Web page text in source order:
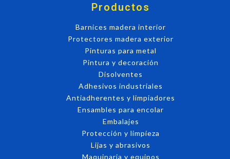
Productos
Barnices madera interior
Protectores madera exterior
Pinturas para metal
Pintura y decoración
Disolventes
Adhesivos industriales
Antiadherentes y limpiadores
Ensambles para encolar
Embalajes
Protección y limpieza
Lijas y abrasivos
Maquinaria y equipos